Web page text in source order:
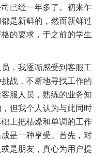
已经一年多了。初来乍
是新鲜的，然而新鲜过
的要求，于之前的学生
，我逐渐感受到客服工
战，不断地寻找工作的
服人员，熟练的业务知
但我个人认为与此同时
上把枯燥和单调的工作
是一种享受。首先，对
是朋友，真心为用户提